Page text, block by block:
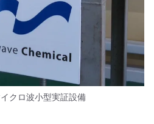
クロ波小型実証設備